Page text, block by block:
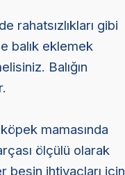
rahatsızlıkları gibi
balık eklemek
Balığın
mamasında
ölçülü olarak
besin ihtiyaçları için